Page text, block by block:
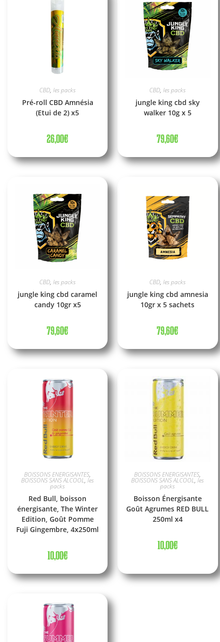
CBD,les packs
Pré-roll CBD Amnésia
(Etui de 2) x5
26,00€
CBD,les packs
jungle king cbd sky
walker 10g x 5
79,60€
CBD,les packs
jungle king cbd caramel
candy 10gr x5
79,60€
CBD,les packs
jungle king cbd amnesia
10gr x 5 sachets
79,60€
BOISSONS ENERGISANTES,
BOISSONS SANS ALCOOL,les
packs
Red Bull, boisson
énergisante, The Winter
Edition, Goût Pomme
Fuji Gingembre, 4x250ml
10,00€
BOISSONS ENERGISANTES,
BOISSONS SANS ALCOOL,les
packs
Boisson Énergisante
Goût Agrumes RED BULL
250ml x4
10,00€